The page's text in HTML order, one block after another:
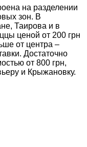
на разделении
зон. В
Таирова и в
ценой от 200 грн
от центра –
Достаточно
от 800 грн,
и Крыжановку.